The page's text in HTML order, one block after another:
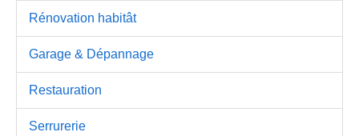
Rénovation habitât
Garage & Dépannage
Restauration
Serrurerie